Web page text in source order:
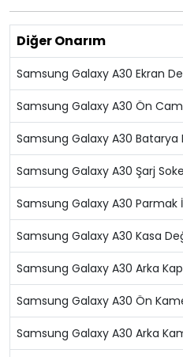
Diğer Onarım
Samsung Galaxy A30 Ekran
Samsung Galaxy A30 Ön
Samsung Galaxy A30 Batarya
Samsung Galaxy A30 Şarj
Samsung Galaxy A30 Parmak
Samsung Galaxy A30 Kasa
Samsung Galaxy A30 Arka
Samsung Galaxy A30 Ön
Samsung Galaxy A30 Arka